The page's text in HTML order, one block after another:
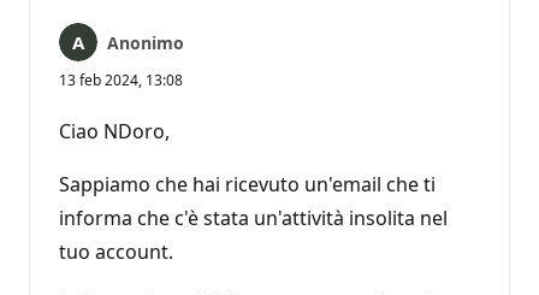
Anonimo
13 feb 2024, 13:08
Ciao NDoro,
Sappiamo che hai ricevuto un'email che ti
informa che c'è stata un'attività insolita nel
tuo account.